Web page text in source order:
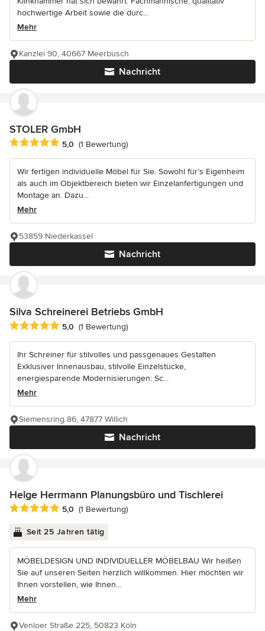
hochwertige Arbeit sowie die durc...
Mehr
Nachricht
Kanzlei 90, 40667 Meerbusch
STOLER GmbH
Durchschnittliche Bewertung: 5 von 5 Sternen
5,0 (1 Bewertung)
Wir fertigen individuelle Möbel für Sie. Sowohl für’s Eigenheim
als auch im Objektbereich bieten wir Einzelanfertigungen und
Montage an. Dazu...
Mehr
Nachricht
53859 Niederkassel
Silva Schreinerei Betriebs GmbH
Durchschnittliche Bewertung: 5 von 5 Sternen
5,0 (1 Bewertung)
Ihr Schreiner für stilvolles und passgenaues Gestalten
Exklusiver Innenausbau, stilvolle Einzelstücke,
energiesparende Modernisierungen: Sc...
Mehr
Nachricht
Siemensring 86, 47877 Willich
Helge Herrmann Planungsbüro und Tischlerei
Durchschnittliche Bewertung: 5 von 5 Sternen
5,0 (1 Bewertung)
Seit 25 Jahren tätig
MÖBELDESIGN UND INDIVIDUELLER MÖBELBAU Wir heißen
Sie auf unseren Seiten herzlich willkommen. Hier möchten wir
Ihnen vorstellen, wie Ihnen...
Mehr
Venloer Straße 225, 50823 Köln